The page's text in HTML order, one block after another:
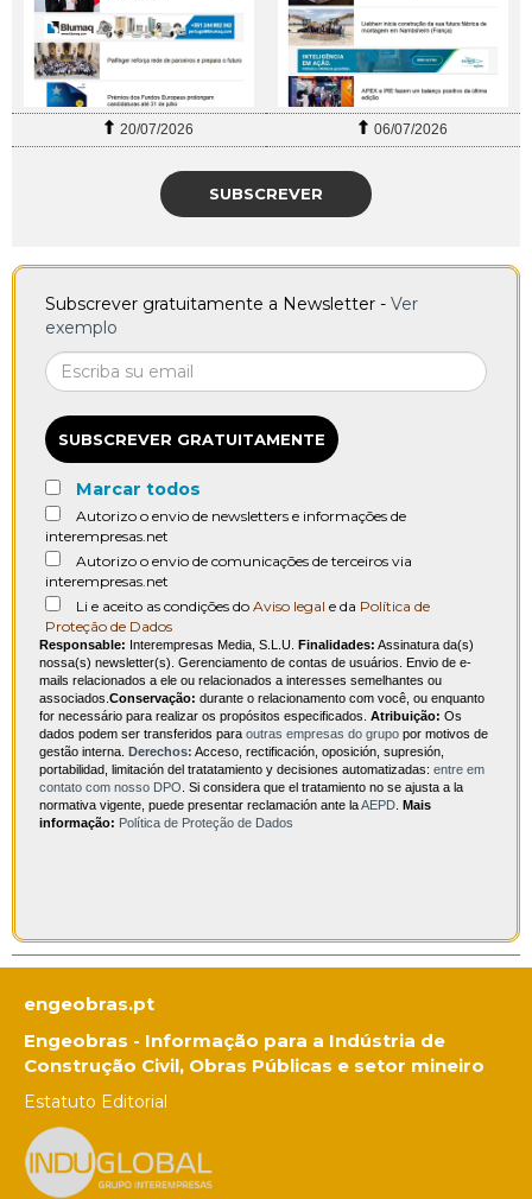
20/07/2026 06/07/2026
SUBSCREVER
Subscrever gratuitamente a Newsletter - Ver
exemplo
SUBSCREVER GRATUITAMENTE
Marcar todos
Autorizo o envio de newsletters e informações de
interempresas.net
Autorizo o envio de comunicações de terceiros via
interempresas.net
Li e aceito as condições do Aviso legal e da Política de
Proteção de Dados
Responsable: Interempresas Media, S.L.U. Finalidades: Assinatura da(s)
nossa(s) newsletter(s). Gerenciamento de contas de usuários. Envio de e-
mails relacionados a ele ou relacionados a interesses semelhantes ou
associados. Conservação: durante o relacionamento com você, ou enquanto
for necessário para realizar os propósitos especificados. Atribuição: Os
dados podem ser transferidos para outras empresas do grupo por motivos de
gestão interna.
Derechos: Acceso, rectificación, oposición, supresión,
portabilidad, limitación del tratatamiento y decisiones automatizadas: entre em
contato com nosso DPO . Si considera que el tratamiento no se ajusta a la
normativa vigente, puede presentar reclamación ante laAEPD
Mais
informação: Política de Proteção de Dados
engeobras.pt
Engeobras - Informação para a Indústria de
Construção Civil, Obras Públicas e setor mineiro
Estatuto Editorial